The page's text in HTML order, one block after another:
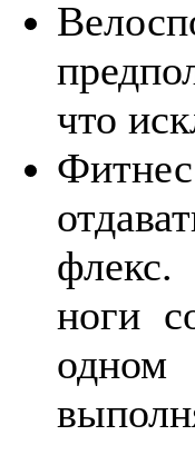
что
флекс.
ноги
одном